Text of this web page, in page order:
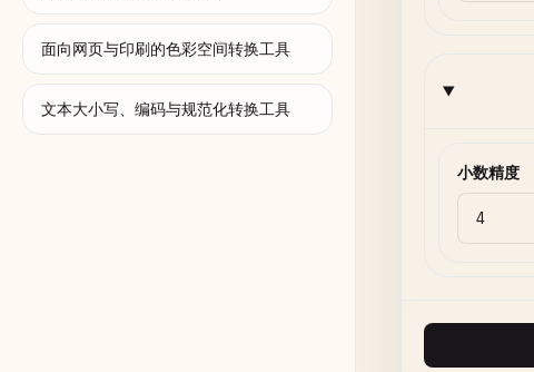
面向网页与印刷的色彩空间转换工具
文本大小写、编码与规范化转换工具
小数精度